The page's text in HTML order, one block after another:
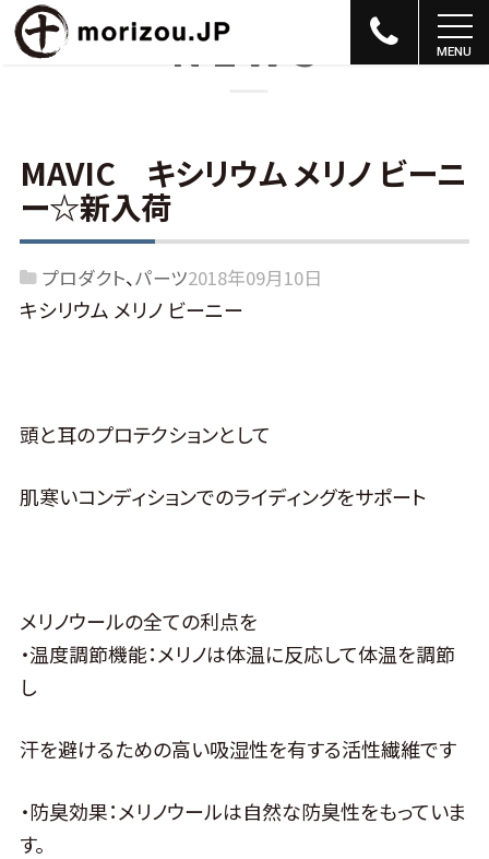
NEWS
MAVIC キシリウム メリノ ビーニ
ー☆新入荷
プロダクト パーツ2018年09月10日
キシリウム メリノ ビーニー
頭と耳のプロテクションとして
肌寒いコンディションでのライディングをサポート
メリノウールの全ての利点を
・温度調節機能：メリノは体温に反応して体温を調節
し
汗を避けるための高い吸湿性を有する活性繊維です
・防臭効果：メリノウールは自然な防臭性をもっていま
す。